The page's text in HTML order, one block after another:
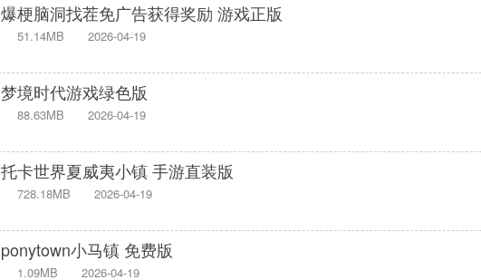
爆梗脑洞找茬免广告获得奖励 游戏正版
51.14MB 2026-04-19
梦境时代游戏绿色版
88.63MB 2026-04-19
托卡世界夏威夷小镇 手游直装版
728.18MB 2026-04-19
ponytown小马镇 免费版
1.09MB 2026-04-19